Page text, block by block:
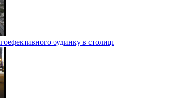
будинку в столиці